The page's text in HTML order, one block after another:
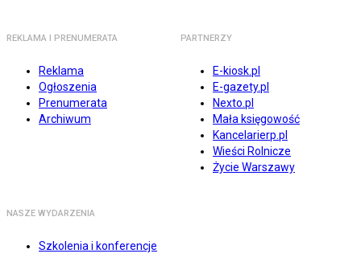
REKLAMA I PRENUMERATA
Reklama
Ogłoszenia
Prenumerata
Archiwum
PARTNERZY
E-kiosk.pl
E-gazety.pl
Nexto.pl
Mała księgowość
Kancelarierp.pl
Wieści Rolnicze
Życie Warszawy
NASZE WYDARZENIA
Szkolenia i konferencje